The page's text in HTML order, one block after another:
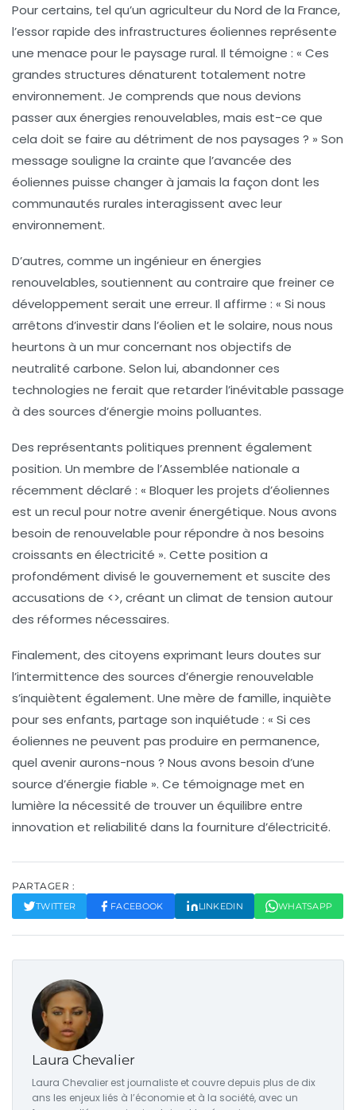
Pour certains, tel qu’un agriculteur du Nord de la France,
l’essor rapide des infrastructures éoliennes représente
une menace pour le paysage rural. Il témoigne : « Ces
grandes structures dénaturent totalement notre
environnement. Je comprends que nous devions
passer aux énergies renouvelables, mais est-ce que
cela doit se faire au détriment de nos paysages ? » Son
message souligne la crainte que l’avancée des
éoliennes puisse changer à jamais la façon dont les
communautés rurales interagissent avec leur
environnement.
D’autres, comme un ingénieur en énergies
renouvelables, soutiennent au contraire que freiner ce
développement serait une erreur. Il affirme : « Si nous
arrêtons d’investir dans l’éolien et le solaire, nous nous
heurtons à un mur concernant nos objectifs de
neutralité carbone. Selon lui, abandonner ces
technologies ne ferait que retarder l’inévitable passage
à des sources d’énergie moins polluantes.
Des représentants politiques prennent également
position. Un membre de l’Assemblée nationale a
récemment déclaré : « Bloquer les projets d’éoliennes
est un recul pour notre avenir énergétique. Nous avons
besoin de renouvelable pour répondre à nos besoins
croissants en électricité ». Cette position a
profondément divisé le gouvernement et suscite des
accusations de <>, créant un climat de tension autour
des réformes nécessaires.
Finalement, des citoyens exprimant leurs doutes sur
l’intermittence des sources d’énergie renouvelable
s’inquiètent également. Une mère de famille, inquiète
pour ses enfants, partage son inquiétude : « Si ces
éoliennes ne peuvent pas produire en permanence,
quel avenir aurons-nous ? Nous avons besoin d’une
source d’énergie fiable ». Ce témoignage met en
lumière la nécessité de trouver un équilibre entre
innovation et reliabilité dans la fourniture d’électricité.
PARTAGER :
TWITTER FACEBOOK LINKEDIN WHATSAPP
Laura Chevalier
Laura Chevalier est journaliste et couvre depuis plus de dix
ans les enjeux liés à l’économie et à la société, avec un